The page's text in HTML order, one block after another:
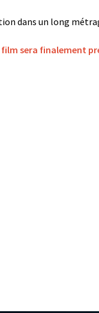
dans un long
sera finalement